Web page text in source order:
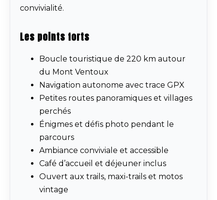
convivialité.
Les points forts
Boucle touristique de 220 km autour
du Mont Ventoux
Navigation autonome avec trace GPX
Petites routes panoramiques et villages
perchés
Énigmes et défis photo pendant le
parcours
Ambiance conviviale et accessible
Café d’accueil et déjeuner inclus
Ouvert aux trails, maxi-trails et motos
vintage